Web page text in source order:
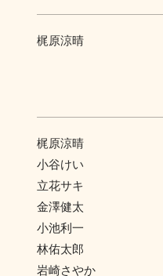
梶原涼晴
梶原涼晴
小谷けい
立花サキ
金澤健太
小池利一
林佑太郎
岩崎さやか